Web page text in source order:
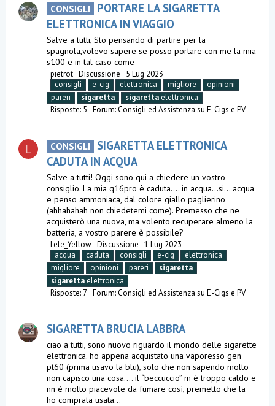
CONSIGLI
PORTARE LA SIGARETTA
ELETTRONICA IN VIAGGIO
Salve a tutti, Sto pensando di partire per la
spagnola,volevo sapere se posso portare con me la mia
s100 e in tal caso come
pietrot Discussione
5 Lug 2023
consigli
e-cig elettronica migliore
opinioni
pareri
sigaretta sigaretta elettronica
Risposte: 5 Forum:Consigli ed Assistenza su E-Cigs e PV
L CONSIGLI
SIGARETTA ELETTRONICA
CADUTA IN ACQUA
Salve a tutti! Oggi sono qui a chiedere un vostro
consiglio. La mia q16pro è caduta.... in acqua...si... acqua
e penso ammoniaca, dal colore giallo paglierino
(ahhahahah non chiedetemi come). Premesso che ne
acquisterò una nuova, ma volento recuperare almeno la
batteria, a vostro parere è possibile?
Lele_Yellow Discussione 1 Lug 2023
acqua
caduta consigli e-cig
elettronica
migliore
opinioni pareri
sigaretta
sigaretta elettronica
Risposte: 7 Forum:Consigli ed Assistenza su E-Cigs e PV
SIGARETTA BRUCIA LABBRA
ciao a tutti, sono nuovo riguardo il mondo delle sigarette
elettronica. ho appena acquistato una vaporesso gen
pt60 (prima usavo la blu), solo che non sapendo molto
non capisco una cosa…. il “beccuccio” m è troppo caldo e
nn è molto piacevole da fumare così, premetto che la
ho comprata usata...